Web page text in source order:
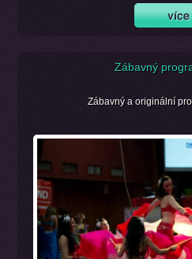
Zábavný
Zábavný a originální